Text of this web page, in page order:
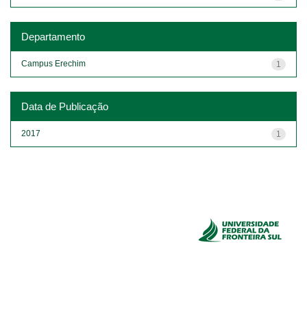
Departamento
1
Campus Erechim
Data de Publicação
1
2017